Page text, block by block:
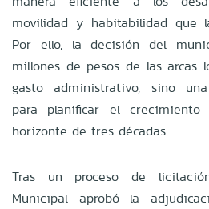
movilidad y habitabilidad que
Por ello, la decisión del
millones de pesos de las arcas
gasto administrativo, sino
para planificar el
horizonte de tres décadas.
Tras un proceso de
Municipal aprobó la